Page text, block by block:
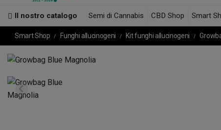
Il nostro catalogo Semi di Cannabis CBD Shop Smart
Smart Shop Funghi allucinogeni Kit funghi allucinogeni